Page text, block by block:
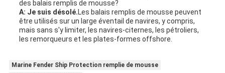
des balais remplis de mousse?
A: Je suis désolé.Les balais remplis de mousse peuvent
être utilisés sur un large éventail de navires, y compris,
mais sans s'y limiter, les navires-citernes, les pétroliers,
les remorqueurs et les plates-formes offshore.
Marine Fender Ship Protection remplie de mousse